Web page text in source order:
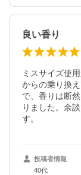
良い香り
ミスサイズ使
からの乗り換
で、香りは断
りました。余
す。
投稿者情報
40代